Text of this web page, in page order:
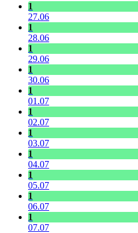
1
27.06
1
28.06
1
29.06
1
30.06
1
01.07
1
02.07
1
03.07
1
04.07
1
05.07
1
06.07
1
07.07